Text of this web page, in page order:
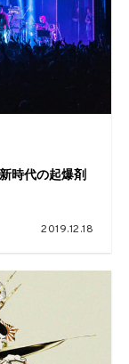
時代の起爆剤
2019.12.18